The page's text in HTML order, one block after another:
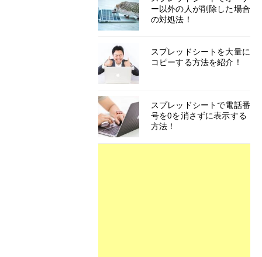
ー以外の人が削除した場合
の対処法！
スプレッドシートを大量に
コピーする方法を紹介！
スプレッドシートで電話番
号を0を消さずに表示する
方法！